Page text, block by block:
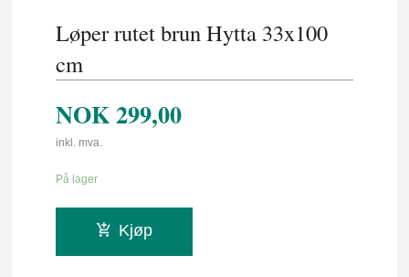
Løper rutet brun Hytta 33x100
cm
NOK299,00
inkl. mva.
På lager
Kjøp